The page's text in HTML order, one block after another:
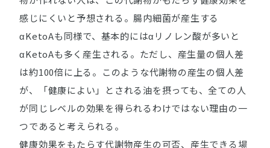
感じにくいと予想される。腸内細菌が産生する
αKetoAも同様で、基本的にはαリノレン酸が多いと
αKetoAも多く産生される。ただし、産生量の個人差
は約100倍に上る。このような代謝物の産生の個人差
が、「健康によい」とされる油を摂っても、全ての人
が同じレベルの効果を得られるわけではない理由の一
つであると考えられる。
健康効果をもたらす代謝物産生の可否、産生できる場